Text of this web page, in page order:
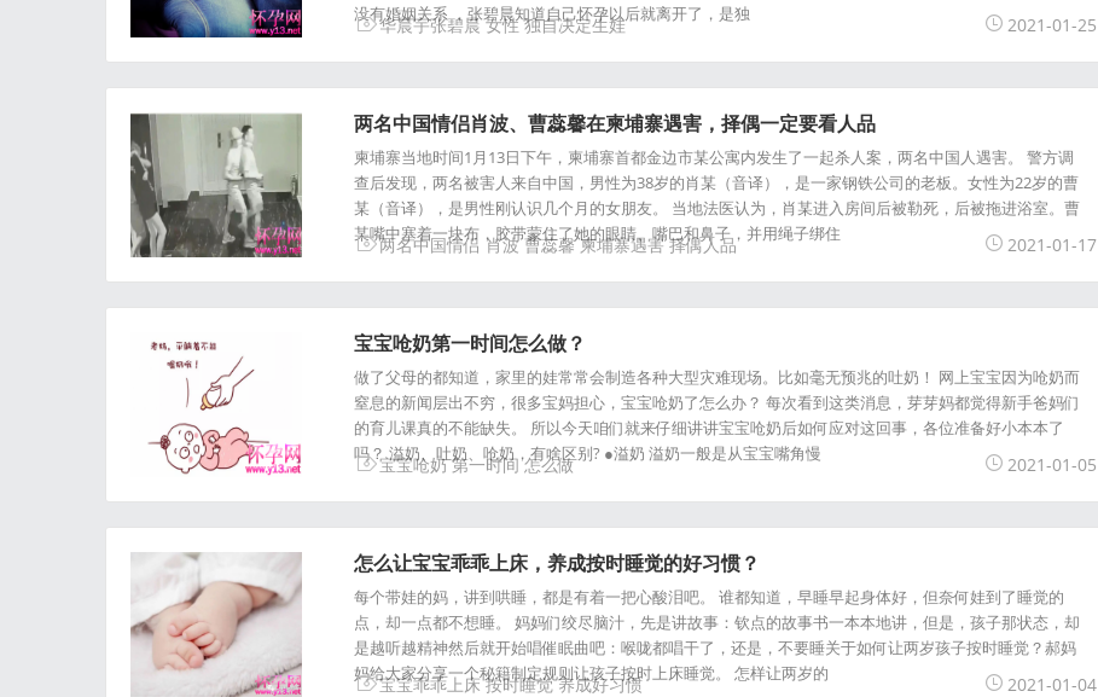
没有婚姻关系 ，张碧晨知道自己怀孕以后就离开了，是独
华晨宇张碧晨 女性 独自决定生娃 2021-01-25
两名中国情侣肖波、曹蕊馨在柬埔寨遇害，择偶一定要看人品
柬埔寨当地时间1月13日下午，柬埔寨首都金边市某公寓内发生了一起杀人案，两名中国人遇害。 警方调
查后发现，两名被害人来自中国，男性为38岁的肖某（音译），是一家钢铁公司的老板。女性为22岁的曹
某（音译），是男性刚认识几个月的女朋友。 当地法医认为，肖某进入房间后被勒死，后被拖进浴室。曹
某嘴中塞着一块布，胶带蒙住了她的眼睛、嘴巴和鼻子，并用绳子绑住
两名中国情侣 肖波 曹蕊馨 柬埔寨遇害 择偶人品 2021-01-17
宝宝呛奶第一时间怎么做？
做了父母的都知道，家里的娃常常会制造各种大型灾难现场。比如毫无预兆的吐奶！ 网上宝宝因为呛奶而
窒息的新闻层出不穷，很多宝妈担心，宝宝呛奶了怎么办？ 每次看到这类消息，芽芽妈都觉得新手爸妈们
的育儿课真的不能缺失。 所以今天咱们就来仔细讲讲宝宝呛奶后如何应对这回事，各位准备好小本本了
吗？ 溢奶、吐奶、呛奶，有啥区别? ●溢奶 溢奶一般是从宝宝嘴角慢
宝宝呛奶 第一时间 怎么做 2021-01-05
怎么让宝宝乖乖上床，养成按时睡觉的好习惯？
每个带娃的妈，讲到哄睡，都是有着一把心酸泪吧。 谁都知道，早睡早起身体好，但奈何娃到了睡觉的
点，却一点都不想睡。 妈妈们绞尽脑汁，先是讲故事：钦点的故事书一本本地讲，但是，孩子那状态，却
是越听越精神然后就开始唱催眠曲吧：喉咙都唱干了，还是，不要睡关于如何让两岁孩子按时睡觉？郝妈
妈给大家分享一个秘籍制定规则让孩子按时上床睡觉。 怎样让两岁的
宝宝乖乖上床 按时睡觉 养成好习惯 2021-01-04